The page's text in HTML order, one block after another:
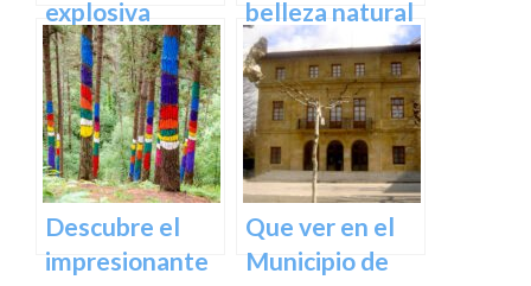
explosiva
arquitectura
del Museo
Guggenheim
Bilbao | Visita
imprescindible
belleza natural
del Parque
Natural de
Aralar en tu
próxima
escapada
Descubre el
impresionante
Que ver en el
Municipio de